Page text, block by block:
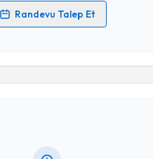
Randevu Talep Et
işlenmesine ilişkinAydınlatma Metni